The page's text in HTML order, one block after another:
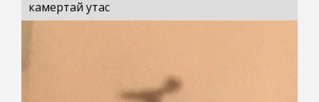
камертай утас